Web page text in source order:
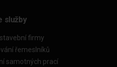
služby
firmy
řemeslníků
samotných prací